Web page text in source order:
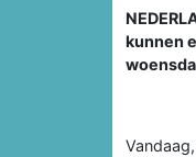
kunnen
Vandaag,